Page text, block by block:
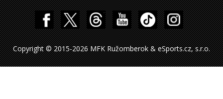
Copyright © 2015-2026 MFK Ružomberok & eSports.cz, s.r.o.